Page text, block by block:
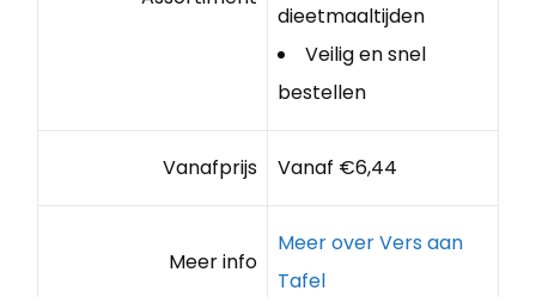
dieetmaaltijden
Veilig en snel
bestellen
Vanafprijs Vanaf €6,44
Meer info
Meer over Vers aan
Tafel